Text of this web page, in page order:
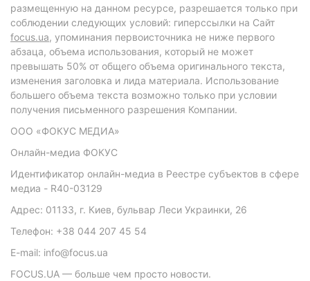
размещенную на данном ресурсе, разрешается только при
соблюдении следующих условий: гиперссылки на Сайт
focus.ua, упоминания первоисточника не ниже первого
абзаца, объема использования, который не может
превышать 50% от общего объема оригинального текста,
изменения заголовка и лида материала. Использование
большего объема текста возможно только при условии
получения письменного разрешения Компании.
ООО «ФОКУС МЕДИА»
Онлайн-медиа ФОКУС
Идентификатор онлайн-медиа в Реестре субъектов в сфере
медиа - R40-03129
Адрес: 01133, г. Киев, бульвар Леси Украинки, 26
Телефон: +38 044 207 45 54
E-mail: info@focus.ua
FOCUS.UA — больше чем просто новости.